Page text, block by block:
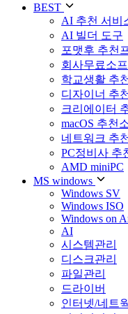
BEST
AI 추천 서비
AI 빌더 도구
포맷후 추천
회사무료소
학교생활 추
디자이너 추
크리에이터
macOS 추천
네트워크 추
PC정비사 추
AMD miniPC
MS windows
Windows SV
Windows ISO
Windows on
AI
시스템관리
디스크관리
파일관리
드라이버
인터넷/네트